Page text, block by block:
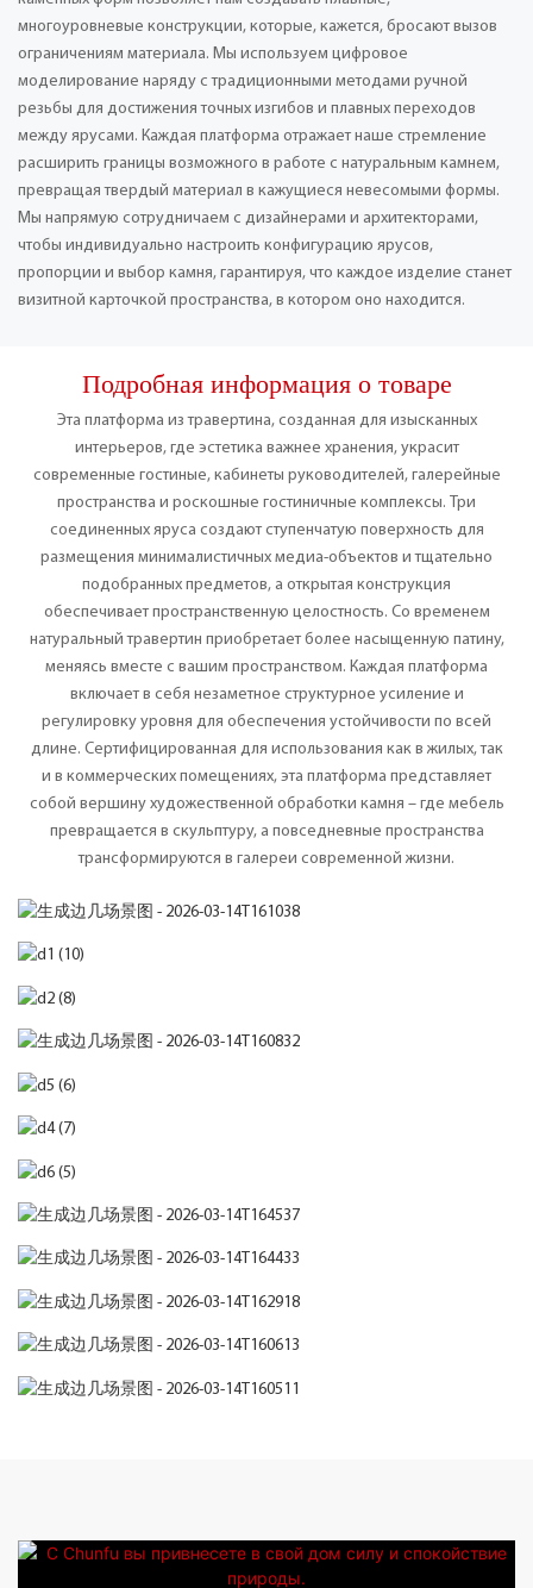
многоуровневые конструкции, которые, кажется, бросают вызов
ограничениям материала. Мы используем цифровое
моделирование наряду с традиционными методами ручной
резьбы для достижения точных изгибов и плавных переходов
между ярусами. Каждая платформа отражает наше стремление
расширить границы возможного в работе с натуральным камнем,
превращая твердый материал в кажущиеся невесомыми формы.
Мы напрямую сотрудничаем с дизайнерами и архитекторами,
чтобы индивидуально настроить конфигурацию ярусов,
пропорции и выбор камня, гарантируя, что каждое изделие станет
визитной карточкой пространства, в котором оно находится.
Подробная информация о товаре
Эта платформа из травертина, созданная для изысканных
интерьеров, где эстетика важнее хранения, украсит
современные гостиные, кабинеты руководителей, галерейные
пространства и роскошные гостиничные комплексы. Три
соединенных яруса создают ступенчатую поверхность для
размещения минималистичных медиа-объектов и тщательно
подобранных предметов, а открытая конструкция
обеспечивает пространственную целостность. Со временем
натуральный травертин приобретает более насыщенную патину,
меняясь вместе с вашим пространством. Каждая платформа
включает в себя незаметное структурное усиление и
регулировку уровня для обеспечения устойчивости по всей
длине. Сертифицированная для использования как в жилых, так
и в коммерческих помещениях, эта платформа представляет
собой вершину художественной обработки камня – где мебель
превращается в скульптуру, а повседневные пространства
трансформируются в галереи современной жизни.